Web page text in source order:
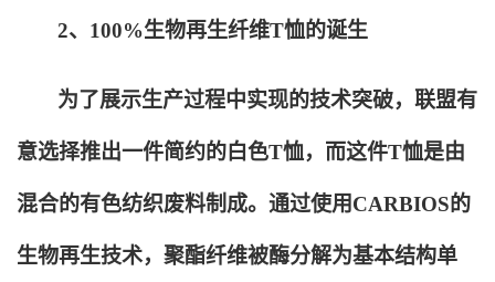
2、100%生物再生纤维T恤的诞生
为了展示生产过程中实现的技术突破，联盟有
意选择推出一件简约的白色T恤，而这件T恤是由
混合的有色纺织废料制成。通过使用CARBIOS的
生物再生技术，聚酯纤维被酶分解为基本结构单